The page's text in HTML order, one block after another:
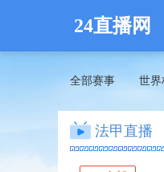
24直播网
全部赛事 世界
法甲直播